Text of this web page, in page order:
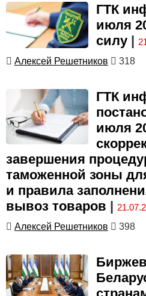
ГТК
июля
силу|
Алексей Решетников
318
ГТК
июля
завершения
таможенной зоны
и правила
вывоз товаров
Алексей Решетников
398